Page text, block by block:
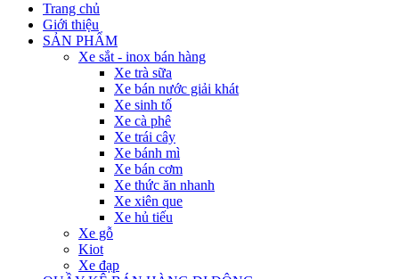
Trang chủ
Giới thiệu
SẢN PHẨM
Xe sắt - inox bán hàng
Xe trà sữa
Xe bán nước giải khát
Xe sinh tố
Xe cà phê
Xe trái cây
Xe bánh mì
Xe bán cơm
Xe thức ăn nhanh
Xe xiên que
Xe hủ tiếu
Xe gỗ
Kiot
Xe đạp